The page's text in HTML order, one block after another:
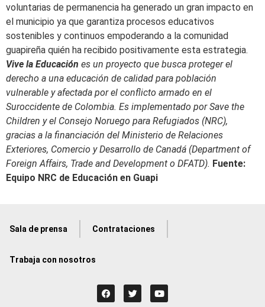
voluntarias de permanencia ha generado un gran impacto en
el municipio ya que garantiza procesos educativos
sostenibles y continuos empoderando a la comunidad
guapireña quién ha recibido positivamente esta estrategia.
Vive la Educación es un proyecto que busca proteger el
derecho a una educación de calidad para población
vulnerable y afectada por el conflicto armado en el
Suroccidente de Colombia. Es implementado por Save the
Children y el Consejo Noruego para Refugiados (NRC),
gracias a la financiación del Ministerio de Relaciones
Exteriores, Comercio y Desarrollo de Canadá (Department of
Foreign Affairs, Trade and Development o DFATD). Fuente:
Equipo NRC de Educación en Guapi
Sala de prensa Contrataciones
Trabaja con nosotros